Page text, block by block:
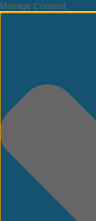
Manage Consent